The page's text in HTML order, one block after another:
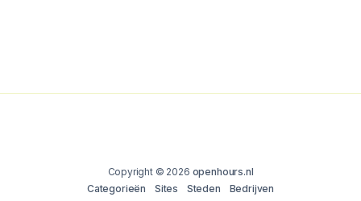
Copyright © 2026 openhours.nl
Categorieën
Sites Steden
Bedrijven